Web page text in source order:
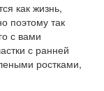
как жизнь,
поэтому так
с вами
с ранней
ростками,